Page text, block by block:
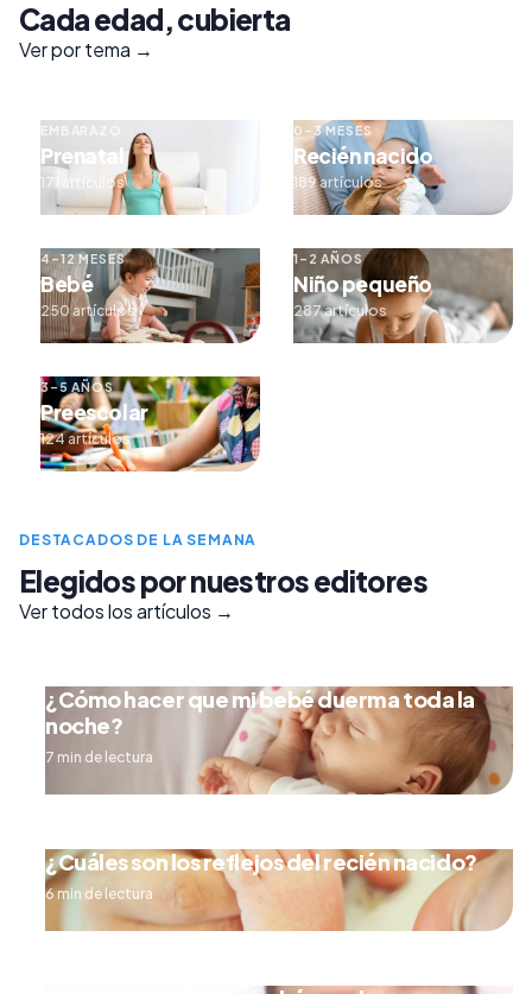
Cada edad, cubierta
Ver por tema →
EMBARAZO
Prenatal
171 artículos
0–3 MESES
Recién nacido
189 artículos
4–12 MESES
Bebé
250 artículos
1–2 AÑOS
Niño pequeño
287 artículos
3–5 AÑOS
Preescolar
124 artículos
DESTACADOS DE LA SEMANA
Elegidos por nuestros editores
Ver todos los artículos →
¿Cómo hacer que mi bebé duerma toda la
noche?
7 min de lectura
¿Cuáles son los reflejos del recién nacido?
6 min de lectura